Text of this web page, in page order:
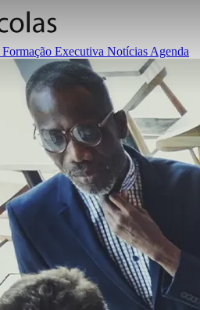
Formação Executiva Notícias Agenda